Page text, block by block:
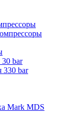
bar
330 bar
Mark MDS